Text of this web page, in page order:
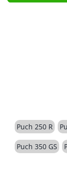
Puch 250 R
Puch 350 GS